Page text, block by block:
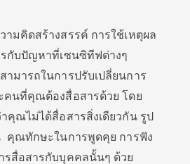
ามคิดสร้างสรรค์ การใช้เหตุผล
กับปัญหาที่เซนซิทีฟต่างๆ
ามารถในการปรับเปลี่ยนการ
คนที่คุณต้องสื่อสารด้วย โดย
คุณไม่ได้สื่อสารสิ่งเดียวกัน รูป
คุณทักษะในการพูดคุย การฟัง
รสื่อสารกับบุคคลนั้นๆ ด้วย